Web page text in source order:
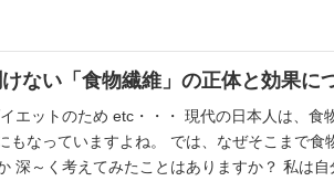
ない「食物繊維」の正体と効果に
エットのため etc・・・ 現代の日本人は、食
もなっていますよね。 では、なぜそこまで食
深～く考えてみたことはありますか？ 私は自